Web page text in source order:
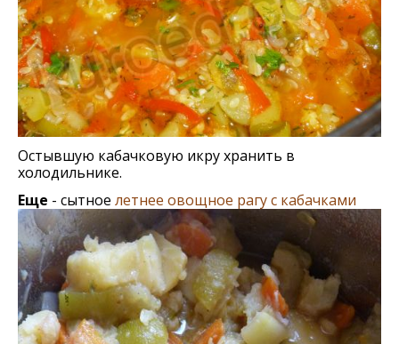
Остывшую кабачковую икру хранить в
холодильнике.
Еще - сытное летнее овощное рагу с кабачками